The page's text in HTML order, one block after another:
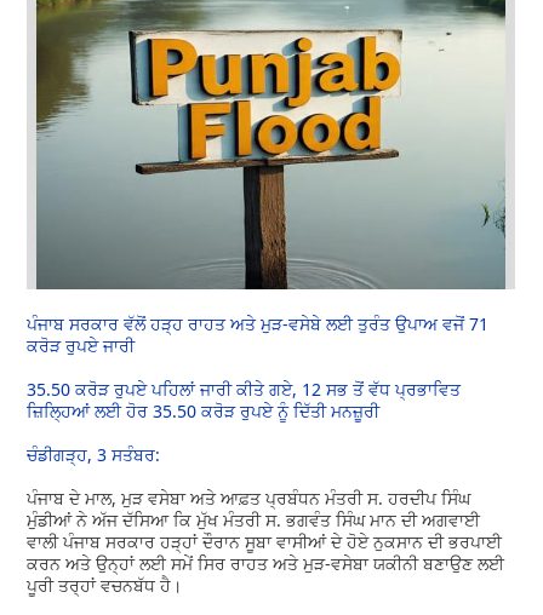
ਪੰਜਾਬ ਸਰਕਾਰ ਵੱਲੋਂ ਹੜ੍ਹ ਰਾਹਤ ਅਤੇ ਮੁੜ-ਵਸੇਬੇ ਲਈ ਤੁਰੰਤ ਉਪਾਅ ਵਜੋਂ 71
ਕਰੋੜ ਰੁਪਏ ਜਾਰੀ
35.50 ਕਰੋੜ ਰੁਪਏ ਪਹਿਲਾਂ ਜਾਰੀ ਕੀਤੇ ਗਏ, 12 ਸਭ ਤੋਂ ਵੱਧ ਪ੍ਰਭਾਵਿਤ
ਜ਼ਿਲ੍ਹਿਆਂ ਲਈ ਹੋਰ 35.50 ਕਰੋੜ ਰੁਪਏ ਨੂੰ ਦਿੱਤੀ ਮਨਜ਼ੂਰੀ
ਚੰਡੀਗੜ੍ਹ, 3 ਸਤੰਬਰ:
ਪੰਜਾਬ ਦੇ ਮਾਲ, ਮੁੜ ਵਸੇਬਾ ਅਤੇ ਆਫ਼ਤ ਪ੍ਰਬੰਧਨ ਮੰਤਰੀ ਸ. ਹਰਦੀਪ ਸਿੰਘ
ਮੁੰਡੀਆਂ ਨੇ ਅੱਜ ਦੱਸਿਆ ਕਿ ਮੁੱਖ ਮੰਤਰੀ ਸ. ਭਗਵੰਤ ਸਿੰਘ ਮਾਨ ਦੀ ਅਗਵਾਈ
ਵਾਲੀ ਪੰਜਾਬ ਸਰਕਾਰ ਹੜ੍ਹਾਂ ਦੌਰਾਨ ਸੂਬਾ ਵਾਸੀਆਂ ਦੇ ਹੋਏ ਨੁਕਸਾਨ ਦੀ ਭਰਪਾਈ
ਕਰਨ ਅਤੇ ਉਨ੍ਹਾਂ ਲਈ ਸਮੇਂ ਸਿਰ ਰਾਹਤ ਅਤੇ ਮੁੜ-ਵਸੇਬਾ ਯਕੀਨੀ ਬਣਾਉਣ ਲਈ
ਪੂਰੀ ਤਰ੍ਹਾਂ ਵਚਨਬੱਧ ਹੈ।